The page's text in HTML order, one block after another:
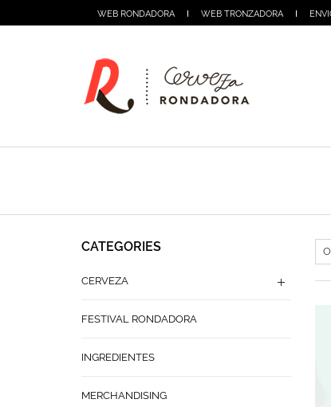
WEB RONDADORA WEB TRONZADORA
CATEGORIES
CERVEZA
FESTIVAL RONDADORA
INGREDIENTES
MERCHANDISING